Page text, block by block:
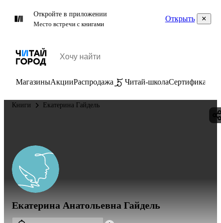
Откройте в приложении
Место встречи с книгами
Открыть
МагазиныАкцииРаспродажа Читай-школаСертификаты
Книги Екатерина Гайдель
Екатерина Анатольевна Гайдель